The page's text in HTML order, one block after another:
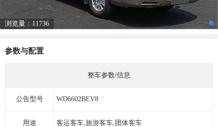
浏览量：11736
参数与配置
整车参数/信息
公告型号 WD6602BEV8
用途 客运客车,旅游客车,团体客车